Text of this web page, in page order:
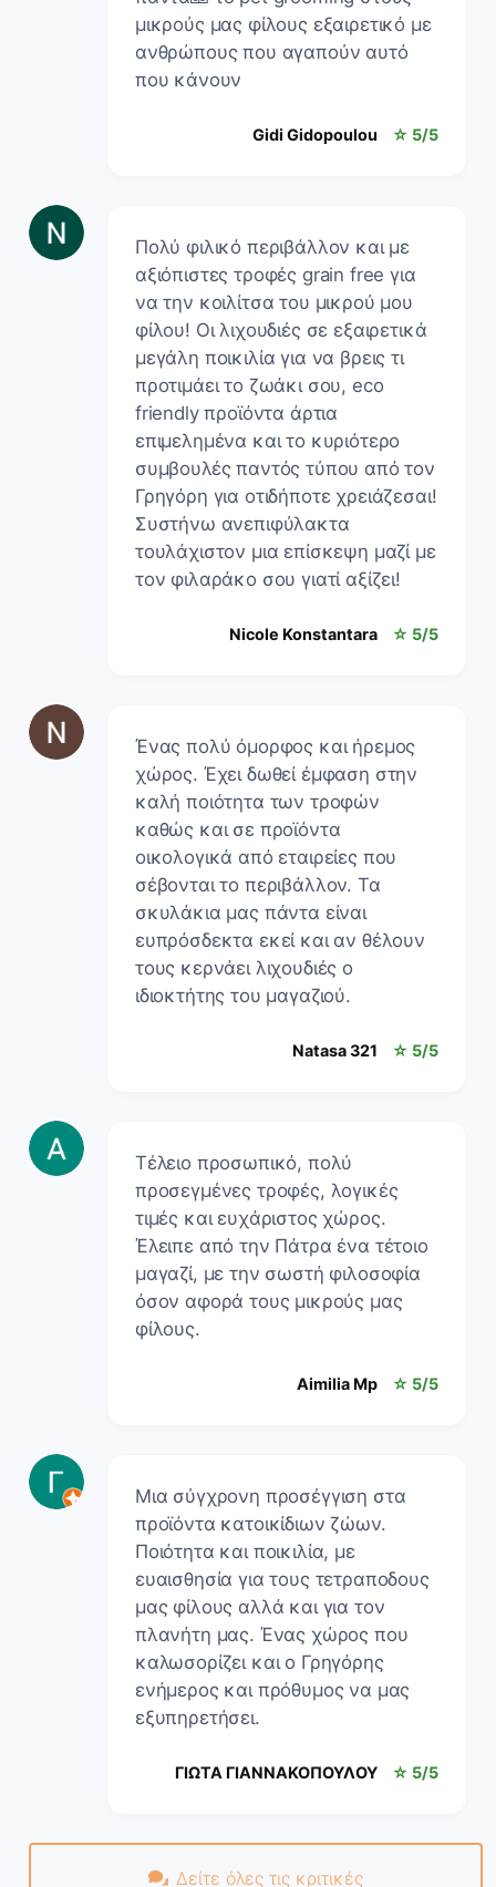
μικρούς μας φίλους εξαιρετικό με
ανθρώπους που αγαπούν αυτό
που κάνουν
Gidi Gidopoulou ☆ 5/5
Πολύ φιλικό περιβάλλον και με
αξιόπιστες τροφές grain free για
να την κοιλίτσα του μικρού μου
φίλου! Οι λιχουδιές σε εξαιρετικά
μεγάλη ποικιλία για να βρεις τι
προτιμάει το ζωάκι σου, eco
friendly προϊόντα άρτια
επιμελημένα και το κυριότερο
συμβουλές παντός τύπου από τον
Γρηγόρη για οτιδήποτε χρειάζεσαι!
Συστήνω ανεπιφύλακτα
τουλάχιστον μια επίσκεψη μαζί με
τον φιλαράκο σου γιατί αξίζει!
Nicole Konstantara ☆ 5/5
Ένας πολύ όμορφος και ήρεμος
χώρος. Έχει δωθεί έμφαση στην
καλή ποιότητα των τροφών
καθώς και σε προϊόντα
οικολογικά από εταιρείες που
σέβονται το περιβάλλον. Τα
σκυλάκια μας πάντα είναι
ευπρόσδεκτα εκεί και αν θέλουν
τους κερνάει λιχουδιές ο
ιδιοκτήτης του μαγαζιού.
Natasa 321 ☆ 5/5
Τέλειο προσωπικό, πολύ
προσεγμένες τροφές, λογικές
τιμές και ευχάριστος χώρος.
Έλειπε από την Πάτρα ένα τέτοιο
μαγαζί, με την σωστή φιλοσοφία
όσον αφορά τους μικρούς μας
φίλους.
Aimilia Mp ☆ 5/5
Μια σύγχρονη προσέγγιση στα
προϊόντα κατοικίδιων ζώων.
Ποιότητα και ποικιλία, με
ευαισθησία για τους τετραποδους
μας φίλους αλλά και για τον
πλανήτη μας. Ένας χώρος που
καλωσορίζει και ο Γρηγόρης
ενήμερος και πρόθυμος να μας
εξυπηρετήσει.
ΓΙΩΤΑ ΓΙΑΝΝΑΚΟΠΟΥΛΟΥ ☆ 5/5
Δείτε όλες τις κριτικές